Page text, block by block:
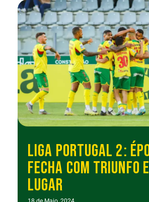
LIGA PORTUGAL 2:
FECHA COM TRIUNFO
LUGAR